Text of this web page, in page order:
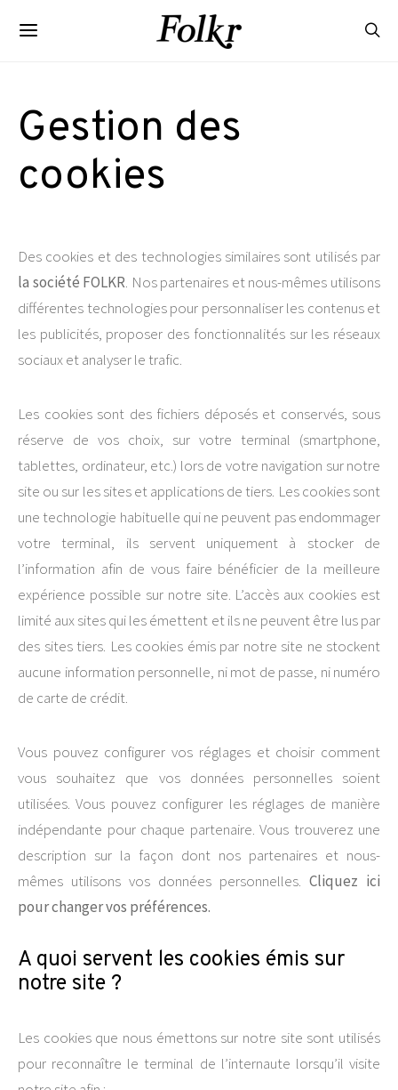
Gestion des
cookies
Des cookies et des technologies similaires sont utilisés par
la société FOLKR. Nos partenaires et nous-mêmes utilisons
différentes technologies pour personnaliser les contenus et
les publicités, proposer des fonctionnalités sur les réseaux
sociaux et analyser le trafic.
Les cookies sont des fichiers déposés et conservés, sous
réserve de vos choix, sur votre terminal (smartphone,
tablettes, ordinateur, etc.) lors de votre navigation sur notre
site ou sur les sites et applications de tiers. Les cookies sont
une technologie habituelle qui ne peuvent pas endommager
votre terminal, ils servent uniquement à stocker de
l’information afin de vous faire bénéficier de la meilleure
expérience possible sur notre site. L’accès aux cookies est
limité aux sites qui les émettent et ils ne peuvent être lus par
des sites tiers. Les cookies émis par notre site ne stockent
aucune information personnelle, ni mot de passe, ni numéro
de carte de crédit.
Vous pouvez configurer vos réglages et choisir comment
vous souhaitez que vos données personnelles soient
utilisées. Vous pouvez configurer les réglages de manière
indépendante pour chaque partenaire. Vous trouverez une
description sur la façon dont nos partenaires et nous-
mêmes utilisons vos données personnelles. Cliquez ici
pour changer vos préférences.
A quoi servent les cookies émis sur
notre site ?
Les cookies que nous émettons sur notre site sont utilisés
pour reconnaître le terminal de l’internaute lorsqu’il visite